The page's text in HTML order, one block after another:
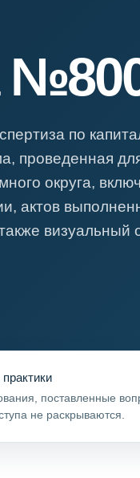
по
проведенная
округа,
актов
визуальный
поставленные
не раскрываются.